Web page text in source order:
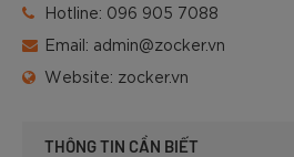
Hotline: 096 905 7088
Email: admin@zocker.vn
Website: zocker.vn
THÔNG TIN CẦN BIẾT